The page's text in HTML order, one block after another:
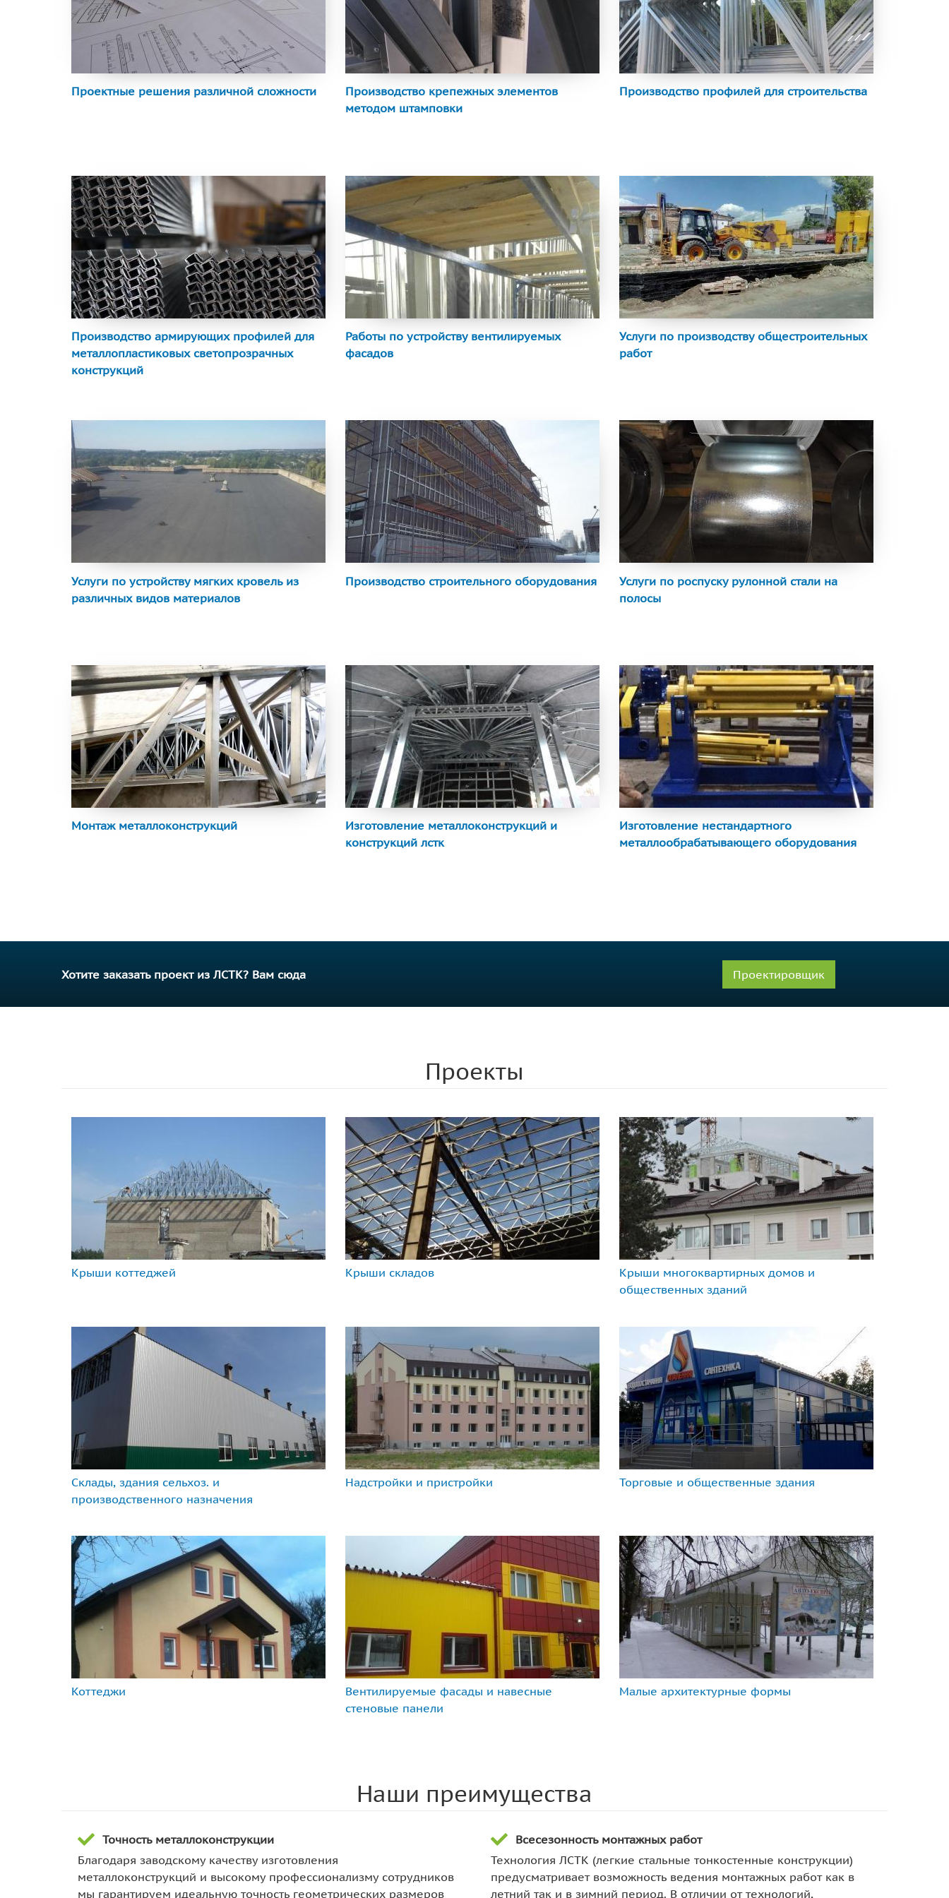
Проектные решения различной сложности
Производство крепежных элементов
методом штамповки
Производство профилей для строительства
Производство армирующих профилей для
металлопластиковых светопрозрачных
конструкций
Работы по устройству вентилируемых
фасадов
Услуги по производству общестроительных
работ
Услуги по устройству мягких кровель из
различных видов материалов
Производство строительного оборудования
Услуги по роспуску рулонной стали на
полосы
Монтаж металлоконструкций
Изготовление металлоконструкций и
конструкций лстк
Изготовление нестандартного
металлообрабатывающего оборудования
Хотите заказать проект из ЛСТК? Вам сюда Проектировщик
Проекты
Крыши коттеджей Крыши складов
Крыши многоквартирных домов и
общественных зданий
Склады, здания сельхоз. и
производственного назначения
Надстройки и пристройки Торговые и общественные здания
Коттеджи
Вентилируемые фасады и навесные
стеновые панели
Малые архитектурные формы
Наши преимущества
Точность металлоконструкции
Благодаря заводскому качеству изготовления
металлоконструкций и высокому профессионализму сотрудников
мы гарантируем идеальную точность геометрических размеров
Всесезонность монтажных работ
Технология ЛСТК (легкие стальные тонкостенные конструкции)
предусматривает возможность ведения монтажных работ как в
летний так и в зимний период. В отличии от технологий,